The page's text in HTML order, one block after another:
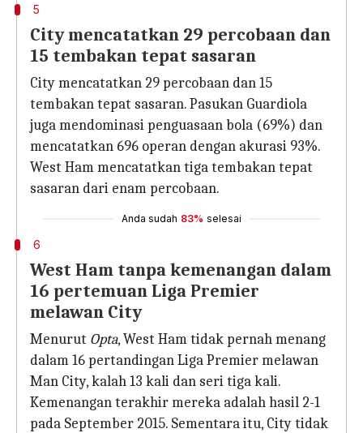
5
City mencatatkan 29 percobaan dan
15 tembakan tepat sasaran
City mencatatkan 29 percobaan dan 15
tembakan tepat sasaran. Pasukan Guardiola
juga mendominasi penguasaan bola (69%) dan
mencatatkan 696 operan dengan akurasi 93%.
West Ham mencatatkan tiga tembakan tepat
sasaran dari enam percobaan.
Anda sudah 83% selesai
6
West Ham tanpa kemenangan dalam
16 pertemuan Liga Premier
melawan City
Menurut Opta, West Ham tidak pernah menang
dalam 16 pertandingan Liga Premier melawan
Man City, kalah 13 kali dan seri tiga kali.
Kemenangan terakhir mereka adalah hasil 2-1
pada September 2015. Sementara itu, City tidak